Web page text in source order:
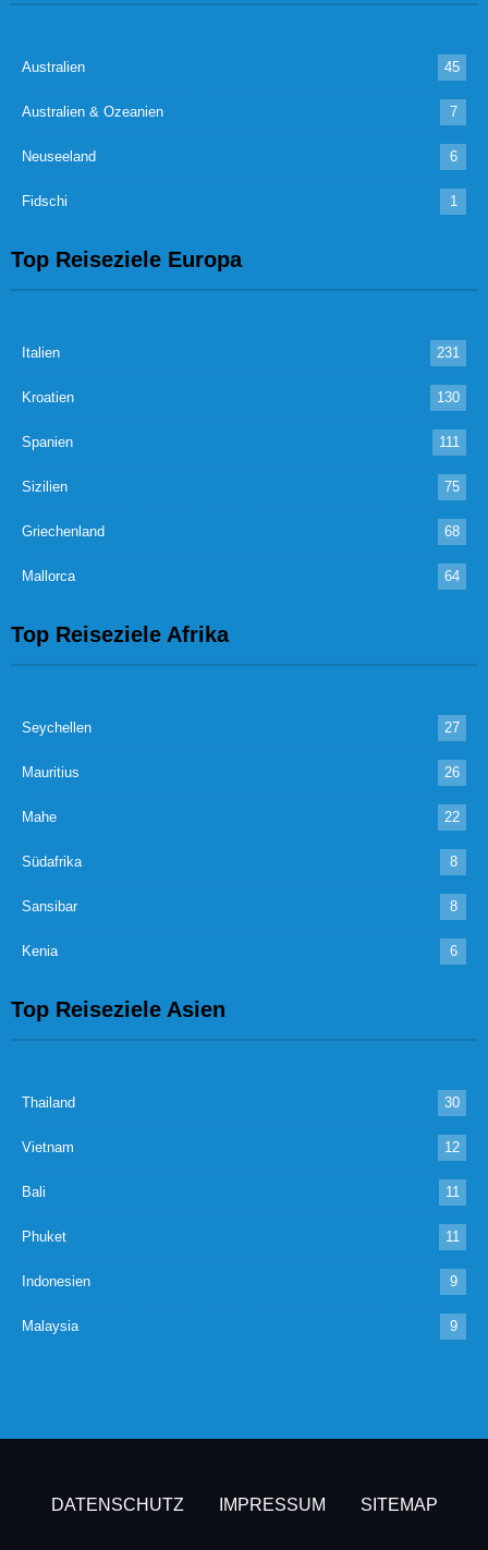
Australien 45
Australien & Ozeanien 7
Neuseeland 6
Fidschi 1
Top Reiseziele Europa
Italien 231
Kroatien 130
Spanien 111
Sizilien 75
Griechenland 68
Mallorca 64
Top Reiseziele Afrika
Seychellen 27
Mauritius 26
Mahe 22
Südafrika 8
Sansibar 8
Kenia 6
Top Reiseziele Asien
Thailand 30
Vietnam 12
Bali 11
Phuket 11
Indonesien 9
Malaysia 9
DATENSCHUTZ IMPRESSUM SITEMAP